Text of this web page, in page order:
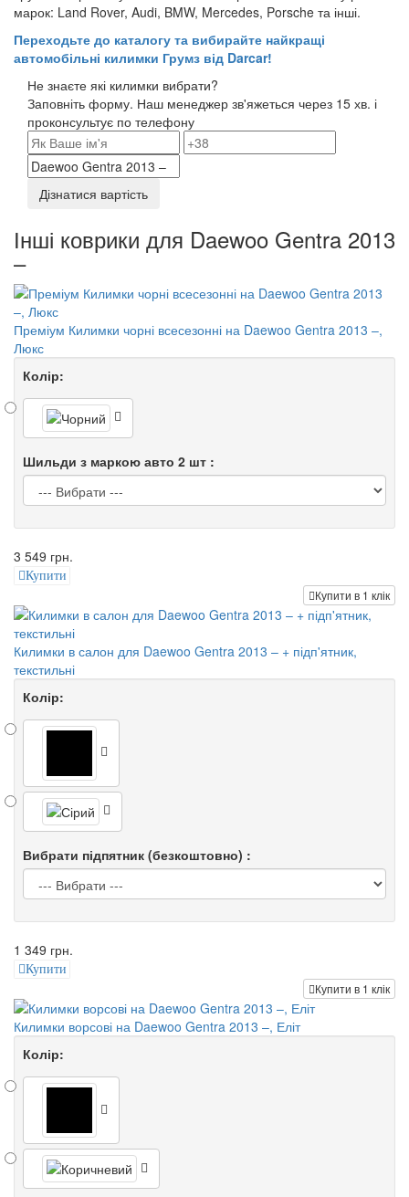
марок: Land Rover, Audi, BMW, Mercedes, Porsche та інші.
Переходьте до каталогу та вибирайте найкращі
автомобільні килимки Грумз від Darcar!
Не знаєте які килимки вибрати?
Заповніть форму. Наш менеджер зв'яжеться через 15 хв. і
проконсультує по телефону
Дізнатися вартість
Інші коврики для Daewoo Gentra 2013
–
Преміум Килимки чорні всесезонні на Daewoo Gentra 2013 –,
Люкс
Колір:
Шильди з маркою авто 2 шт :
3 549 грн.
Купити
Купити в 1 клік
Килимки в салон для Daewoo Gentra 2013 – + підп'ятник,
текстильні
Колір:
Вибрати підпятник (безкоштовно) :
1 349 грн.
Купити
Купити в 1 клік
Килимки ворсові на Daewoo Gentra 2013 –, Еліт
Колір: